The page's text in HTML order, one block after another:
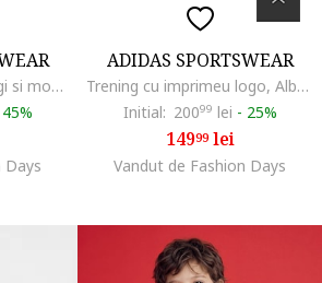
Trening cu maneci lungi si model logo, Alb/Verde pal/Gri inchis
45%
Days
ADIDAS SPORTSWEAR
Trening cu imprimeu logo, Alb/Albastru pastel
Initial: 20099 lei - 25%
14999lei
Vandut de Fashion Days